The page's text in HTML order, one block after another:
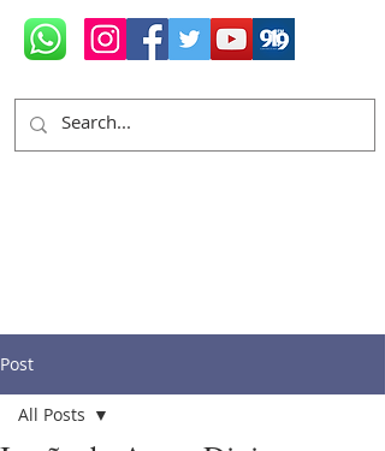
Post
All Posts